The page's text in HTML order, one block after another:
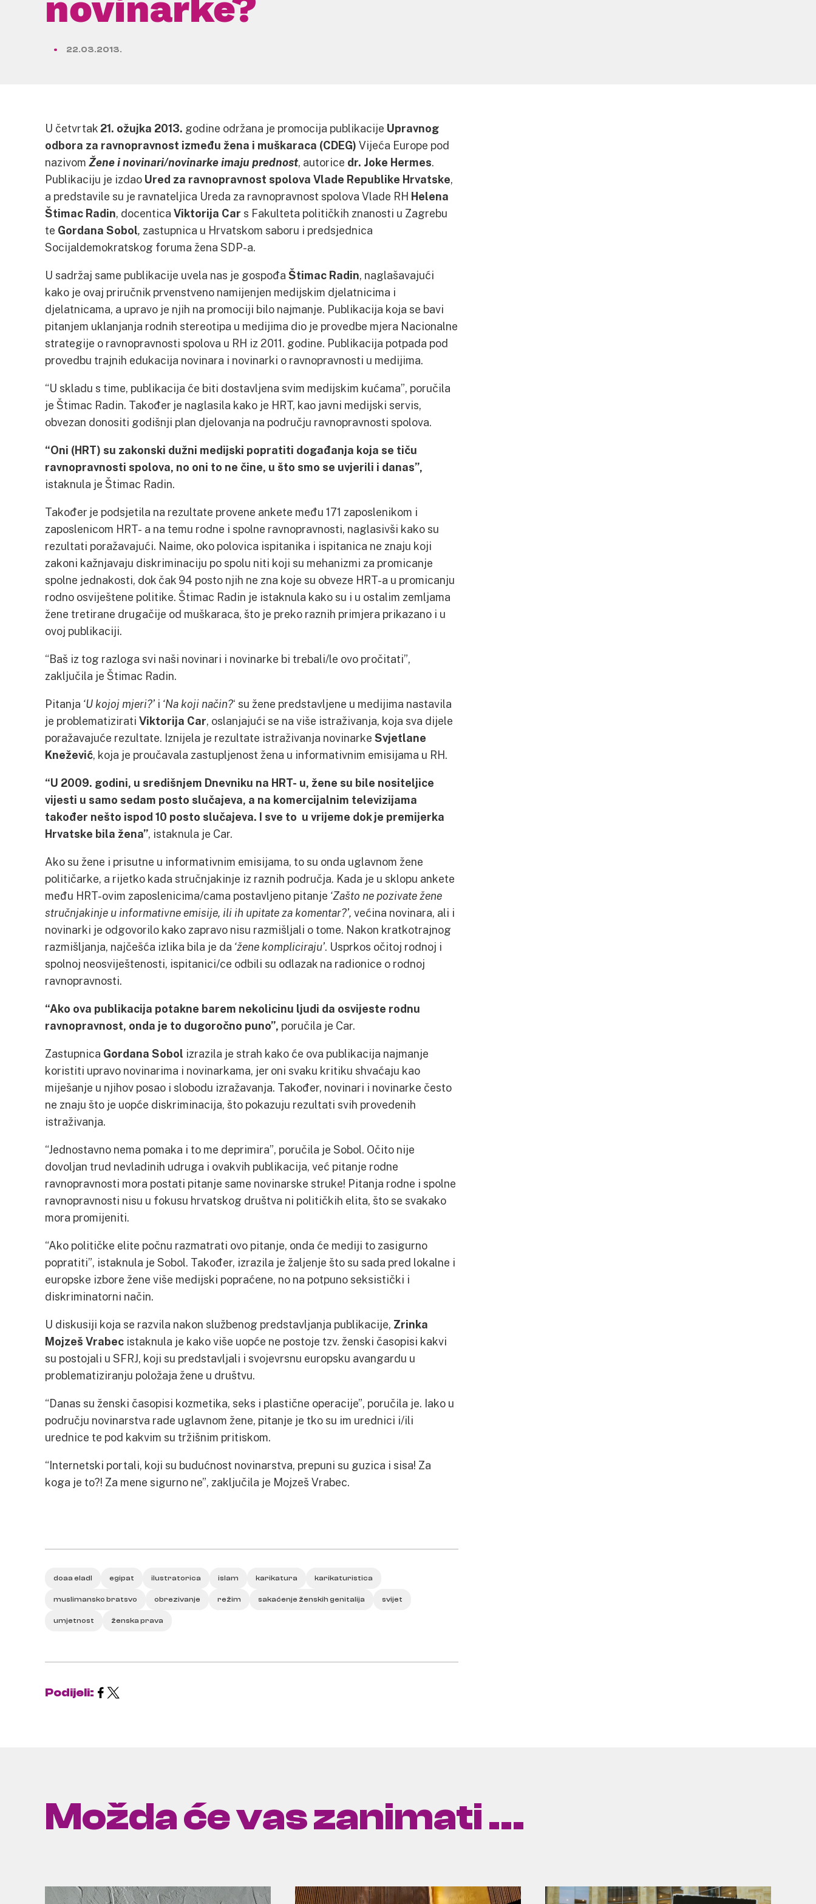
22.03.2013.
U četvrtak 21. ožujka 2013. godine održana je promocija publikacije Upravnog
odbora za ravnopravnost između žena i muškaraca (CDEG) Vijeća Europe pod
nazivom Žene i novinari/novinarke imaju prednost, autorice dr. Joke Hermes.
Publikaciju je izdao Ured za ravnopravnost spolova Vlade Republike Hrvatske,
a predstavile su je ravnateljica Ureda za ravnopravnost spolova Vlade RH Helena
Štimac Radin, docentica Viktorija Car s Fakulteta političkih znanosti u Zagrebu
te Gordana Sobol, zastupnica u Hrvatskom saboru i predsjednica
Socijaldemokratskog foruma žena SDP-a.
U sadržaj same publikacije uvela nas je gospođa Štimac Radin, naglašavajući
kako je ovaj priručnik prvenstveno namijenjen medijskim djelatnicima i
djelatnicama, a upravo je njih na promociji bilo najmanje. Publikacija koja se bavi
pitanjem uklanjanja rodnih stereotipa u medijima dio je provedbe mjera Nacionalne
strategije o ravnopravnosti spolova u RH iz 2011. godine. Publikacija potpada pod
provedbu trajnih edukacija novinara i novinarki o ravnopravnosti u medijima.
“U skladu s time, publikacija će biti dostavljena svim medijskim kućama”, poručila
je Štimac Radin. Također je naglasila kako je HRT, kao javni medijski servis,
obvezan donositi godišnji plan djelovanja na području ravnopravnosti spolova.
“Oni (HRT) su zakonski dužni medijski popratiti događanja koja se tiču
ravnopravnosti spolova, no oni to ne čine, u što smo se uvjerili i danas”,
istaknula je Štimac Radin.
Također je podsjetila na rezultate provene ankete među 171 zaposlenikom i
zaposlenicom HRT- a na temu rodne i spolne ravnopravnosti, naglasivši kako su
rezultati poražavajući. Naime, oko polovica ispitanika i ispitanica ne znaju koji
zakoni kažnjavaju diskriminaciju po spolu niti koji su mehanizmi za promicanje
spolne jednakosti, dok čak 94 posto njih ne zna koje su obveze HRT-a u promicanju
rodno osviještene politike. Štimac Radin je istaknula kako su i u ostalim zemljama
žene tretirane drugačije od muškaraca, što je preko raznih primjera prikazano i u
ovoj publikaciji.
“Baš iz tog razloga svi naši novinari i novinarke bi trebali/le ovo pročitati”,
zaključila je Štimac Radin.
Pitanja ‘U kojoj mjeri?’ i ‘Na koji način?‘ su žene predstavljene u medijima nastavila
je problematizirati Viktorija Car, oslanjajući se na više istraživanja, koja sva dijele
poražavajuće rezultate. Iznijela je rezultate istraživanja novinarke Svjetlane
Knežević, koja je proučavala zastupljenost žena u informativnim emisijama u RH.
“U 2009. godini, u središnjem Dnevniku na HRT- u, žene su bile nositeljice
vijesti u samo sedam posto slučajeva, a na komercijalnim televizijama
također nešto ispod 10 posto slučajeva. I sve to u vrijeme dok je premijerka
Hrvatske bila žena”, istaknula je Car.
Ako su žene i prisutne u informativnim emisijama, to su onda uglavnom žene
političarke, a rijetko kada stručnjakinje iz raznih područja. Kada je u sklopu ankete
među HRT-ovim zaposlenicima/cama postavljeno pitanje ‘Zašto ne pozivate žene
stručnjakinje u informativne emisije, ili ih upitate za komentar?’, većina novinara, ali i
novinarki je odgovorilo kako zapravo nisu razmišljali o tome. Nakon kratkotrajnog
razmišljanja, najčešća izlika bila je da ‘žene kompliciraju’. Usprkos očitoj rodnoj i
spolnoj neosviještenosti, ispitanici/ce odbili su odlazak na radionice o rodnoj
ravnopravnosti.
“Ako ova publikacija potakne barem nekolicinu ljudi da osvijeste rodnu
ravnopravnost, onda je to dugoročno puno”, poručila je Car.
Zastupnica Gordana Sobol izrazila je strah kako će ova publikacija najmanje
koristiti upravo novinarima i novinarkama, jer oni svaku kritiku shvaćaju kao
miješanje u njihov posao i slobodu izražavanja. Također, novinari i novinarke često
ne znaju što je uopće diskriminacija, što pokazuju rezultati svih provedenih
istraživanja.
“Jednostavno nema pomaka i to me deprimira”, poručila je Sobol. Očito nije
dovoljan trud nevladinih udruga i ovakvih publikacija, već pitanje rodne
ravnopravnosti mora postati pitanje same novinarske struke! Pitanja rodne i spolne
ravnopravnosti nisu u fokusu hrvatskog društva ni političkih elita, što se svakako
mora promijeniti.
“Ako političke elite počnu razmatrati ovo pitanje, onda će mediji to zasigurno
popratiti”, istaknula je Sobol. Također, izrazila je žaljenje što su sada pred lokalne i
europske izbore žene više medijski popraćene, no na potpuno seksistički i
diskriminatorni način.
U diskusiji koja se razvila nakon službenog predstavljanja publikacije, Zrinka
Mojzeš Vrabec istaknula je kako više uopće ne postoje tzv. ženski časopisi kakvi
su postojali u SFRJ, koji su predstavljali i svojevrsnu europsku avangardu u
problematiziranju položaja žene u društvu.
“Danas su ženski časopisi kozmetika, seks i plastične operacije”, poručila je. Iako u
području novinarstva rade uglavnom žene, pitanje je tko su im urednici i/ili
urednice te pod kakvim su tržišnim pritiskom.
“Internetski portali, koji su budućnost novinarstva, prepuni su guzica i sisa! Za
koga je to?! Za mene sigurno ne”, zaključila je Mojzeš Vrabec.
doaa eladl egipat ilustratorica islam karikatura karikaturistica
muslimansko bratsvo obrezivanje režim sakaćenje ženskih genitalija svijet
umjetnost ženska prava
Podijeli:
Možda će vas zanimati ...